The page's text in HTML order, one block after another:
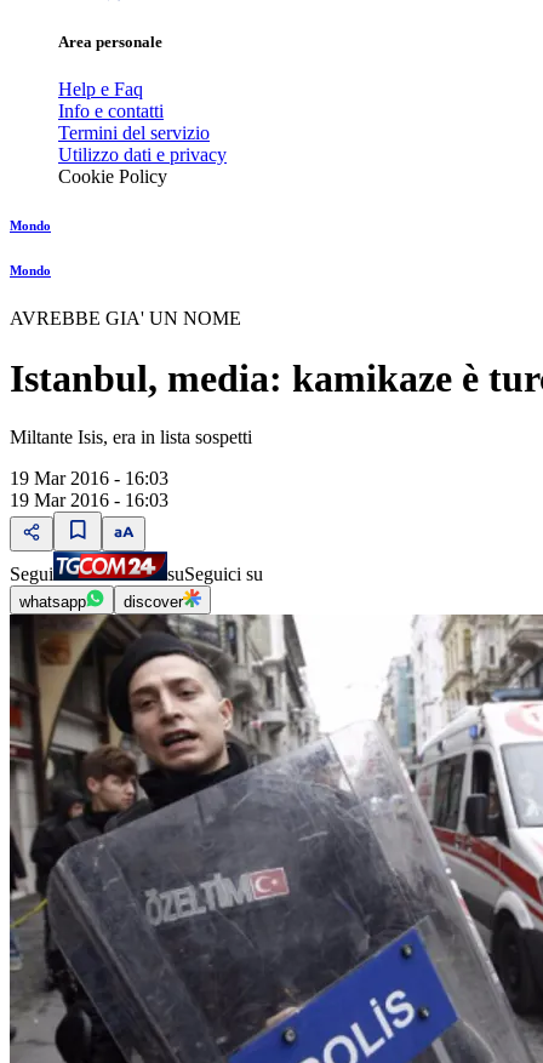
Area personale
Help e Faq
Info e contatti
Termini del servizio
Utilizzo dati e privacy
Cookie Policy
Mondo
Mondo
AVREBBE GIA' UN NOME
Istanbul, media: kamikaze è
Miltante Isis, era in lista sospetti
19 Mar 2016 - 16:03
19 Mar 2016 - 16:03
Segui suSeguici su
whatsapp discover